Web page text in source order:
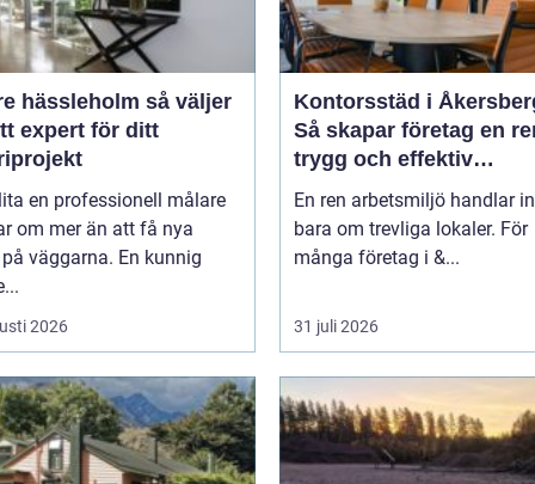
så väljer
expert för ditt
en professionell målare
om mer än att få nya
väggarna. En kunnig
2026
Kontorsstäd i
Så skapar företag en
trygg och effektiv
arbetsplats
En ren arbetsmiljö handlar
bara om trevliga lokaler. För
många företag i &...
31 juli 2026